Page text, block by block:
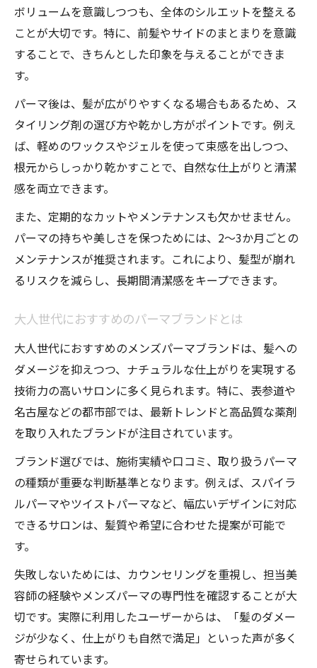
ボリュームを意識しつつも、全体のシルエットを整える
ことが大切です。特に、前髪やサイドのまとまりを意識
することで、きちんとした印象を与えることができま
す。
パーマ後は、髪が広がりやすくなる場合もあるため、ス
タイリング剤の選び方や乾かし方がポイントです。例え
ば、軽めのワックスやジェルを使って束感を出しつつ、
根元からしっかり乾かすことで、自然な仕上がりと清潔
感を両立できます。
また、定期的なカットやメンテナンスも欠かせません。
パーマの持ちや美しさを保つためには、2〜3か月ごとの
メンテナンスが推奨されます。これにより、髪型が崩れ
るリスクを減らし、長期間清潔感をキープできます。
大人世代におすすめのパーマブランドとは
大人世代におすすめのメンズパーマブランドは、髪への
ダメージを抑えつつ、ナチュラルな仕上がりを実現する
技術力の高いサロンに多く見られます。特に、表参道や
名古屋などの都市部では、最新トレンドと高品質な薬剤
を取り入れたブランドが注目されています。
ブランド選びでは、施術実績や口コミ、取り扱うパーマ
の種類が重要な判断基準となります。例えば、スパイラ
ルパーマやツイストパーマなど、幅広いデザインに対応
できるサロンは、髪質や希望に合わせた提案が可能で
す。
失敗しないためには、カウンセリングを重視し、担当美
容師の経験やメンズパーマの専門性を確認することが大
切です。実際に利用したユーザーからは、「髪のダメー
ジが少なく、仕上がりも自然で満足」といった声が多く
寄せられています。